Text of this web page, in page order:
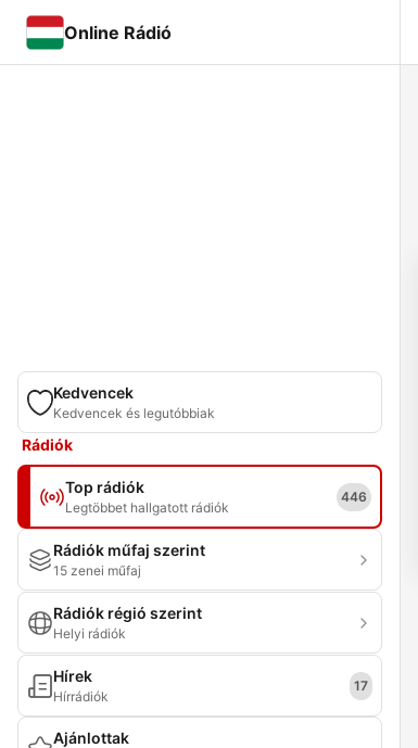
Online Rádió
Kedvencek
Kedvencek és legutóbbiak
Rádiók
Top rádiók
Legtöbbet hallgatott rádiók
446
Rádiók műfaj szerint
15 zenei műfaj
Rádiók régió szerint
Helyi rádiók
Hírek
Hírrádiók
17
Ajánlottak